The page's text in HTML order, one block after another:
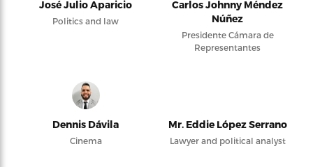
José Julio Aparicio
Politics and law
Carlos Johnny Méndez
Núñez
Presidente Cámara de
Representantes
Dennis Dávila
Cinema
Mr. Eddie López Serrano
Lawyer and political analyst